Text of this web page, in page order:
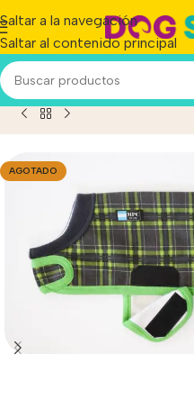
Saltar a la navegación
Saltar al contenido principal
Buzo Mpc Rocky Talle
AGOTADO